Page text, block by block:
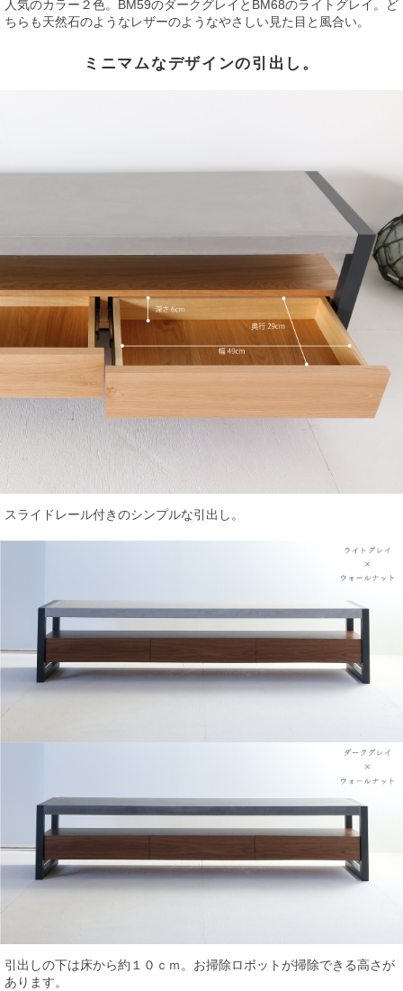
人気のカラー２色。BM59のダークグレイとBM68のライトグレイ。ど
ちらも天然石のようなレザーのようなやさしい見た目と風合い。
ミニマムなデザインの引出し。
スライドレール付きのシンプルな引出し。
引出しの下は床から約１０ｃｍ。お掃除ロボットが掃除できる高さが
あります。